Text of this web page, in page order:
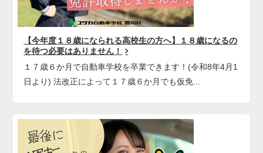
【今年度１８歳になられる高校生の方へ】１８歳になるの
を待つ必要はありません！
１７歳６か月で自動車学校を卒業できます！(令和8年4月1
日より) 法改正によって１７歳６か月でも仮免...